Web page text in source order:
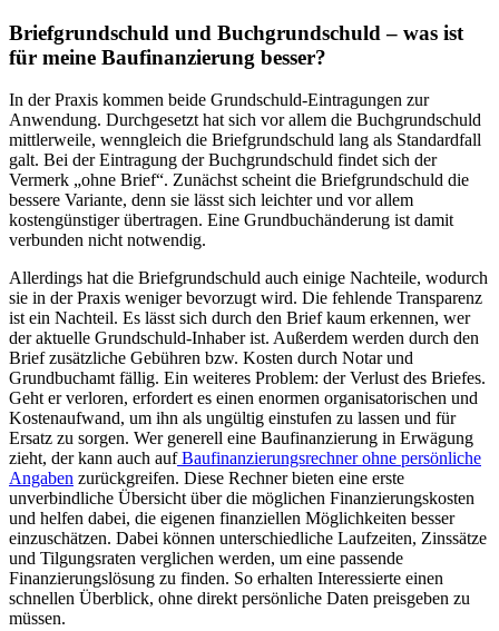
Briefgrundschuld und Buchgrundschuld – was ist
für meine Baufinanzierung besser?
In der Praxis kommen beide Grundschuld-Eintragungen zur
Anwendung. Durchgesetzt hat sich vor allem die Buchgrundschuld
mittlerweile, wenngleich die Briefgrundschuld lang als Standardfall
galt. Bei der Eintragung der Buchgrundschuld findet sich der
Vermerk „ohne Brief“. Zunächst scheint die Briefgrundschuld die
bessere Variante, denn sie lässt sich leichter und vor allem
kostengünstiger übertragen. Eine Grundbuchänderung ist damit
verbunden nicht notwendig.
Allerdings hat die Briefgrundschuld auch einige Nachteile, wodurch
sie in der Praxis weniger bevorzugt wird. Die fehlende Transparenz
ist ein Nachteil. Es lässt sich durch den Brief kaum erkennen, wer
der aktuelle Grundschuld-Inhaber ist. Außerdem werden durch den
Brief zusätzliche Gebühren bzw. Kosten durch Notar und
Grundbuchamt fällig. Ein weiteres Problem: der Verlust des Briefes.
Geht er verloren, erfordert es einen enormen organisatorischen und
Kostenaufwand, um ihn als ungültig einstufen zu lassen und für
Ersatz zu sorgen. Wer generell eine Baufinanzierung in Erwägung
zieht, der kann auch aufBaufinanzierungsrechner ohne persönliche
Angaben zurückgreifen. Diese Rechner bieten eine erste
unverbindliche Übersicht über die möglichen Finanzierungskosten
und helfen dabei, die eigenen finanziellen Möglichkeiten besser
einzuschätzen. Dabei können unterschiedliche Laufzeiten, Zinssätze
und Tilgungsraten verglichen werden, um eine passende
Finanzierungslösung zu finden. So erhalten Interessierte einen
schnellen Überblick, ohne direkt persönliche Daten preisgeben zu
müssen.